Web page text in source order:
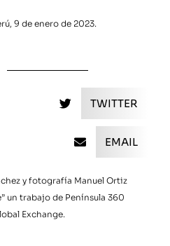
9 de enero de 2023.
TWITTER
EMAIL
y fotografía Manuel Ortiz
un trabajo de Península 360
Exchange.